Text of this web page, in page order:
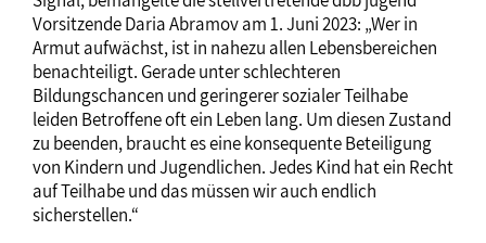
Vorsitzende Daria Abramov am 1. Juni 2023: „Wer in
Armut aufwächst, ist in nahezu allen Lebensbereichen
benachteiligt. Gerade unter schlechteren
Bildungschancen und geringerer sozialer Teilhabe
leiden Betroffene oft ein Leben lang. Um diesen Zustand
zu beenden, braucht es eine konsequente Beteiligung
von Kindern und Jugendlichen. Jedes Kind hat ein Recht
auf Teilhabe und das müssen wir auch endlich
sicherstellen.“